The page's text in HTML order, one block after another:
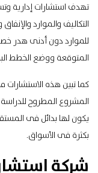
تهدف استشارات إدارية
التكاليف والموارد
للموارد دون أدنى هدر
المتوقعة ووضع الخطط
كما تبين هذه
المشروع المطروح
يكون لها بدائل فى
بكثرة فى الأسواق.
شركة